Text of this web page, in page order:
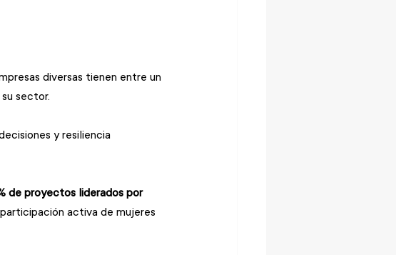
diversas tienen entre un
sector.
y resiliencia
de proyectos liderados por
activa de mujeres